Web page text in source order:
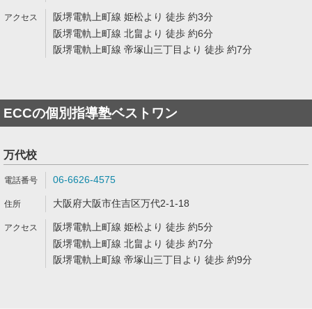
阪堺電軌上町線 姫松より 徒歩 約3分
阪堺電軌上町線 北畠より 徒歩 約6分
阪堺電軌上町線 帝塚山三丁目より 徒歩 約7分
ECCの個別指導塾ベストワン
万代校
06-6626-4575
大阪府大阪市住吉区万代2-1-18
阪堺電軌上町線 姫松より 徒歩 約5分
阪堺電軌上町線 北畠より 徒歩 約7分
阪堺電軌上町線 帝塚山三丁目より 徒歩 約9分